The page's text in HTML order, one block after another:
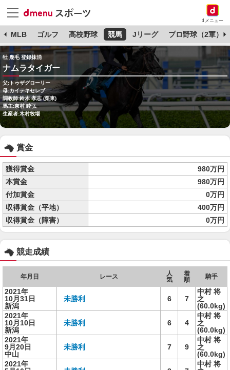
dメニュー
MLB ゴルフ 高校野球 競馬 Jリーグ プロ野球（2軍）
牡 鹿毛 登録抹消
ナムラタイガー
父:トゥザグローリー
母:カイテキセレブ
調教師:鈴木 孝志 (栗東)
馬主:奈村 睦弘
生産者:木村牧場
賞金
獲得賞金
980万円
本賞金
980万円
付加賞金
0万円
収得賞金（平地）
400万円
収得賞金（障害）
0万円
競走成績
年月日 レース
人
気
着
順
騎手
2021年
10月31日
新潟
未勝利 6 7
中村 将
之
(60.0kg)
2021年
10月10日
新潟
未勝利 6 4
中村 将
之
(60.0kg)
2021年
9月20日
中山
未勝利 7 9
中村 将
之
(60.0kg)
2021年
中村 将